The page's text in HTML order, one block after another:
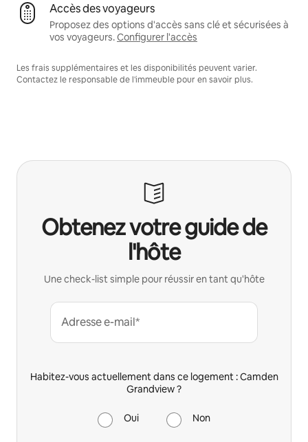
Accès des voyageurs
Proposez des options d'accès sans clé et sécurisées à
vos voyageurs.Configurer l'accès
Les frais supplémentaires et les disponibilités peuvent varier.
Contactez le responsable de l'immeuble pour en savoir plus.
Obtenez votre guide de
l'hôte
Une check-list simple pour réussir en tant qu'hôte
Adresse e-mail*
Habitez-vous actuellement dans ce logement : Camden
Grandview ?
Oui Non